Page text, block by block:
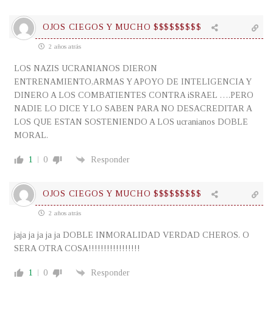
OJOS CIEGOS Y MUCHO $$$$$$$$$
2 años atrás
LOS NAZIS UCRANIANOS DIERON
ENTRENAMIENTO,ARMAS Y APOYO DE INTELIGENCIA Y
DINERO A LOS COMBATIENTES CONTRA iSRAEL ….PERO
NADIE LO DICE Y LO SABEN PARA NO DESACREDITAR A
LOS QUE ESTAN SOSTENIENDO A LOS ucranianos DOBLE
MORAL.
1 0 Responder
OJOS CIEGOS Y MUCHO $$$$$$$$$
2 años atrás
jaja ja ja ja ja DOBLE INMORALIDAD VERDAD CHEROS. O
SERA OTRA COSA!!!!!!!!!!!!!!!!!
1 0 Responder